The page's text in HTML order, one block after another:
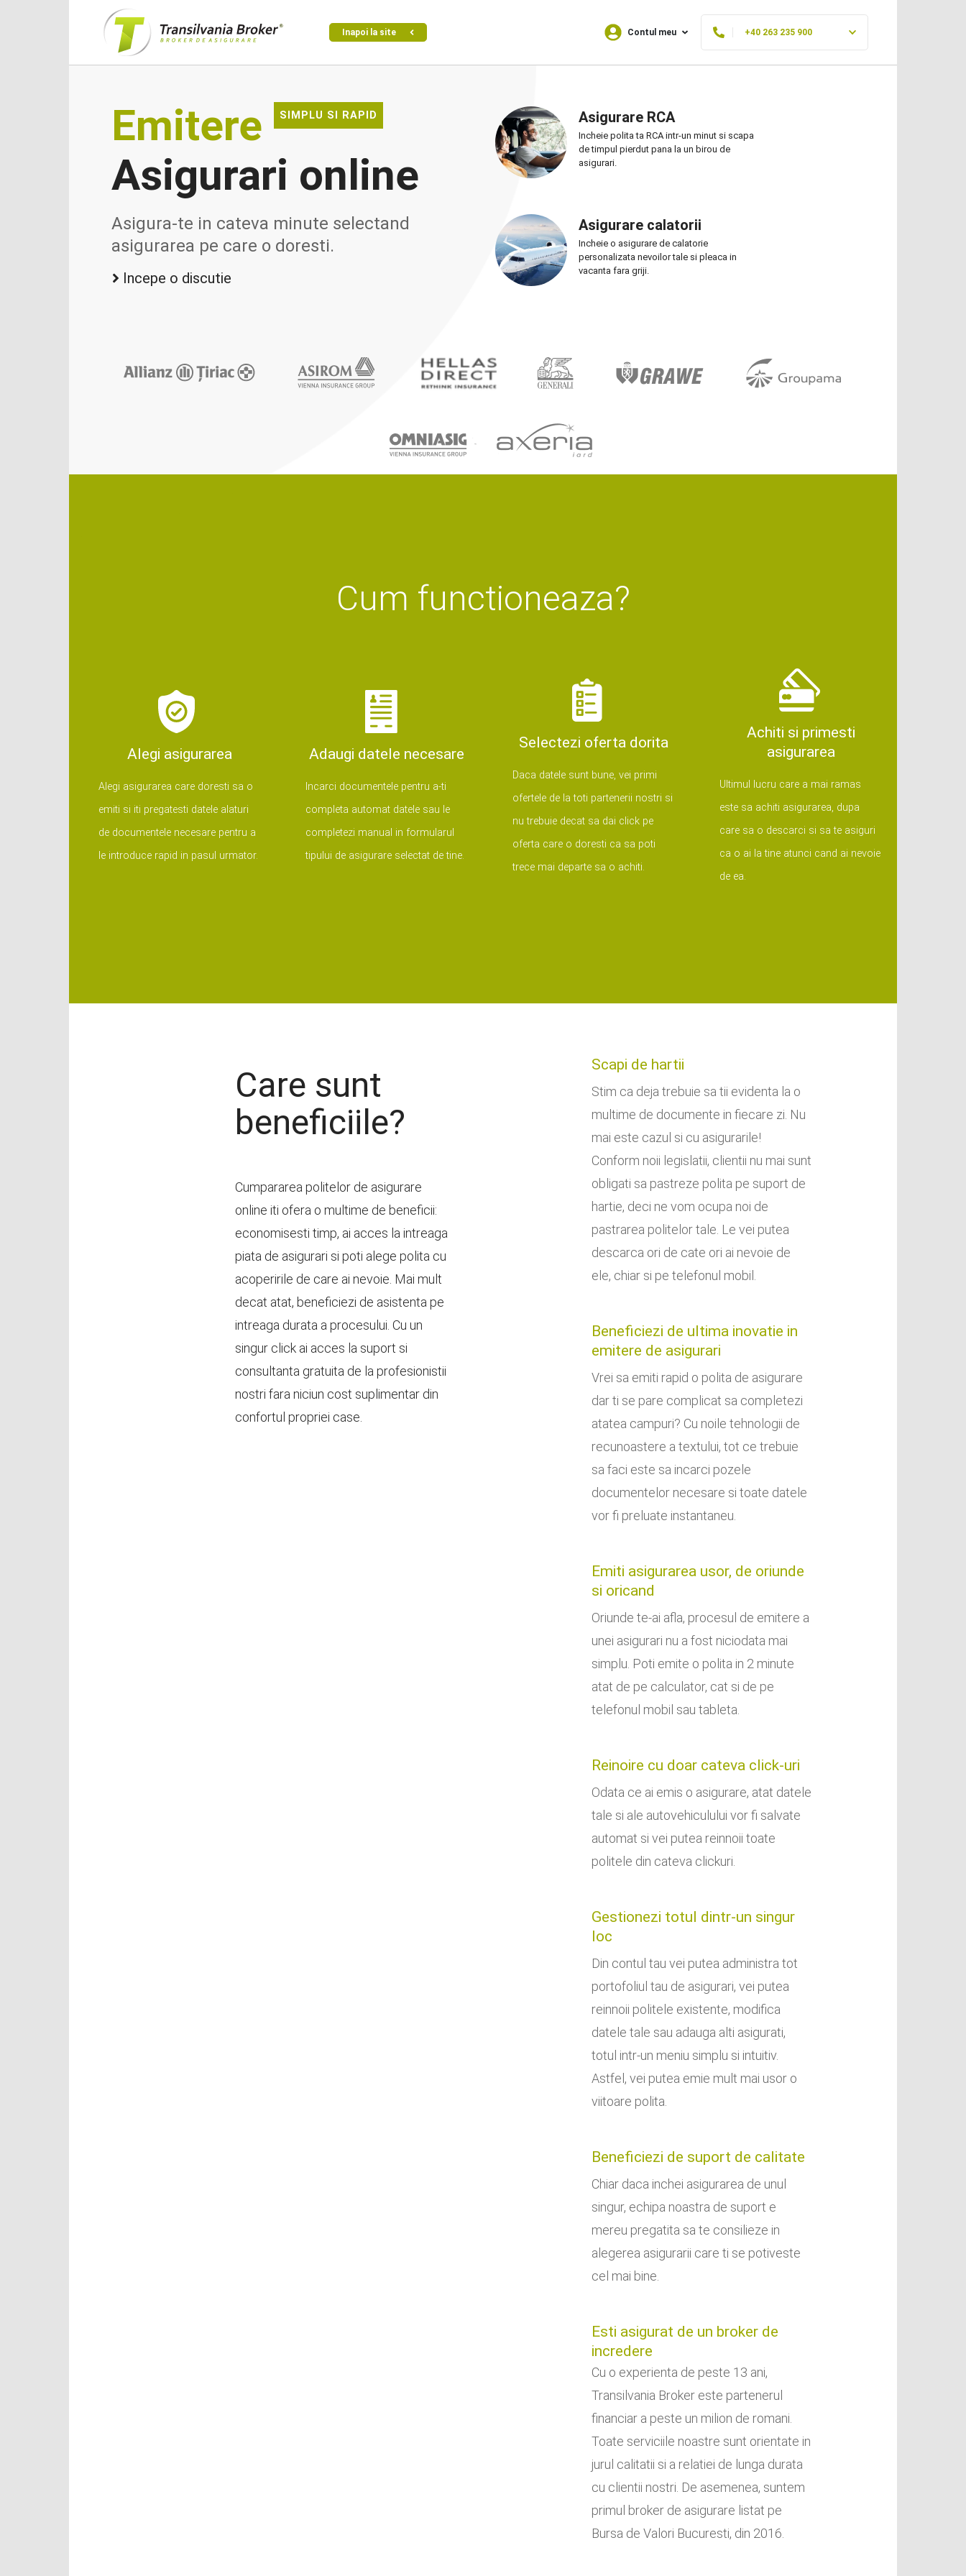
Inapoi la site Contul meu +40 263 235 900
Emitere SIMPLU SI RAPID
Asigurari online
Asigura-te in cateva minute selectand
asigurarea pe care o doresti.
Incepe o discutie
Asigurare RCA
Incheie polita ta RCA intr-un minut si scapa
de timpul pierdut pana la un birou de
asigurari.
Asigurare calatorii
Incheie o asigurare de calatorie
personalizata nevoilor tale si pleaca in
vacanta fara griji.
Cum functioneaza?
Alegi asigurarea
Alegi asigurarea care doresti sa o
emiti si iti pregatesti datele alaturi
de documentele necesare pentru a
le introduce rapid in pasul urmator.
Adaugi datele necesare
Incarci documentele pentru a-ti
completa automat datele sau le
completezi manual in formularul
tipului de asigurare selectat de tine.
Selectezi oferta dorita
Daca datele sunt bune, vei primi
ofertele de la toti partenerii nostri si
nu trebuie decat sa dai click pe
oferta care o doresti ca sa poti
trece mai departe sa o achiti.
Achiti si primesti
asigurarea
Ultimul lucru care a mai ramas
este sa achiti asigurarea, dupa
care sa o descarci si sa te asiguri
ca o ai la tine atunci cand ai nevoie
de ea.
Care sunt
beneficiile?
Cumpararea politelor de asigurare
online iti ofera o multime de beneficii:
economisesti timp, ai acces la intreaga
piata de asigurari si poti alege polita cu
acoperirile de care ai nevoie. Mai mult
decat atat, beneficiezi de asistenta pe
intreaga durata a procesului. Cu un
singur click ai acces la suport si
consultanta gratuita de la profesionistii
nostri fara niciun cost suplimentar din
confortul propriei case.
Scapi de hartii
Stim ca deja trebuie sa tii evidenta la o
multime de documente in fiecare zi. Nu
mai este cazul si cu asigurarile!
Conform noii legislatii, clientii nu mai sunt
obligati sa pastreze polita pe suport de
hartie, deci ne vom ocupa noi de
pastrarea politelor tale. Le vei putea
descarca ori de cate ori ai nevoie de
ele, chiar si pe telefonul mobil.
Beneficiezi de ultima inovatie in
emitere de asigurari
Vrei sa emiti rapid o polita de asigurare
dar ti se pare complicat sa completezi
atatea campuri? Cu noile tehnologii de
recunoastere a textului, tot ce trebuie
sa faci este sa incarci pozele
documentelor necesare si toate datele
vor fi preluate instantaneu.
Emiti asigurarea usor, de oriunde
si oricand
Oriunde te-ai afla, procesul de emitere a
unei asigurari nu a fost niciodata mai
simplu. Poti emite o polita in 2 minute
atat de pe calculator, cat si de pe
telefonul mobil sau tableta.
Reinoire cu doar cateva click-uri
Odata ce ai emis o asigurare, atat datele
tale si ale autovehiculului vor fi salvate
automat si vei putea reinnoii toate
politele din cateva clickuri.
Gestionezi totul dintr-un singur
loc
Din contul tau vei putea administra tot
portofoliul tau de asigurari, vei putea
reinnoii politele existente, modifica
datele tale sau adauga alti asigurati,
totul intr-un meniu simplu si intuitiv.
Astfel, vei putea emie mult mai usor o
viitoare polita.
Beneficiezi de suport de calitate
Chiar daca inchei asigurarea de unul
singur, echipa noastra de suport e
mereu pregatita sa te consilieze in
alegerea asigurarii care ti se potiveste
cel mai bine.
Esti asigurat de un broker de
incredere
Cu o experienta de peste 13 ani,
Transilvania Broker este partenerul
financiar a peste un milion de romani.
Toate serviciile noastre sunt orientate in
jurul calitatii si a relatiei de lunga durata
cu clientii nostri. De asemenea, suntem
primul broker de asigurare listat pe
Bursa de Valori Bucuresti, din 2016.